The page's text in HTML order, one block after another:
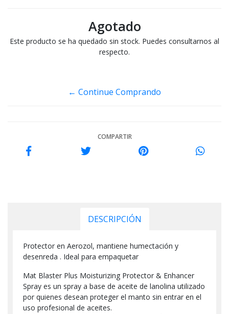
Agotado
Este producto se ha quedado sin stock. Puedes consultarnos al
respecto.
← Continue Comprando
COMPARTIR
DESCRIPCIÓN
Protector en Aerozol, mantiene humectación y
desenreda . Ideal para empaquetar
Mat Blaster Plus Moisturizing Protector & Enhancer
Spray es un spray a base de aceite de lanolina utilizado
por quienes desean proteger el manto sin entrar en el
uso profesional de aceites.